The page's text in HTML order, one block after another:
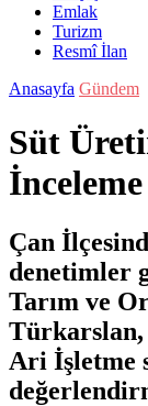
Emlak
Turizm
Resmî İlan
Anasayfa Gündem
Süt
İnceleme
Çan
denetimler
Tarım ve
Türkarslan,
Ari İşletme